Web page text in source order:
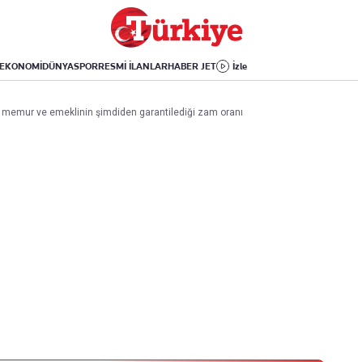
DÜNYASPORRESMİ İLANLARHABER JET İzle
Avrupa
Amerika
İsrail-Gazze
Yaşam
Sağlık
Yemek
Aktüel
Kitap
memur ve emeklinin şimdiden garantilediği zam oranı